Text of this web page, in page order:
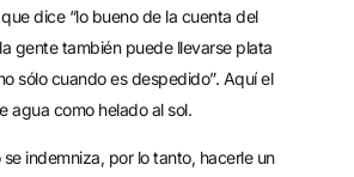
dice “lo bueno de la cuenta del
gente también puede llevarse plata
sólo cuando es despedido”. Aquí el
agua como helado al sol.
indemniza, por lo tanto, hacerle un